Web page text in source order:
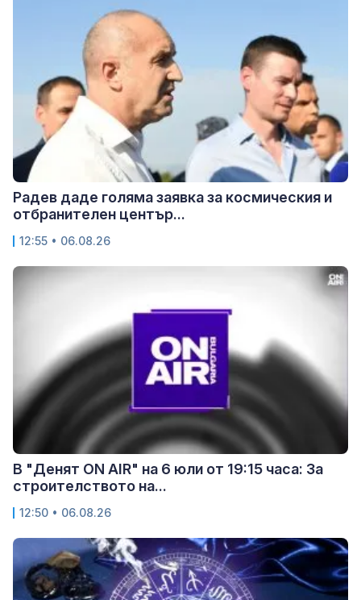
Радев даде голяма заявка за космическия и
отбранителен център...
12:55 • 06.08.26
В "Денят ON AIR" на 6 юли от 19:15 часа: За
строителството на...
12:50 • 06.08.26